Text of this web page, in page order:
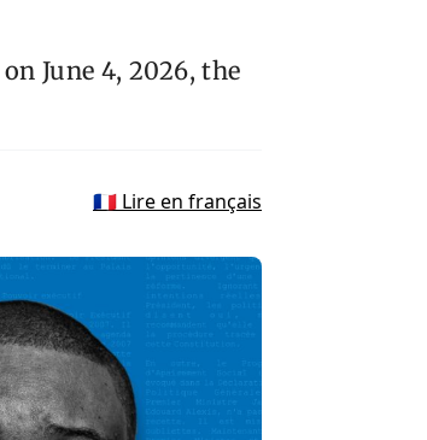
June 4, 2026, the
🇫🇷 Lire en français